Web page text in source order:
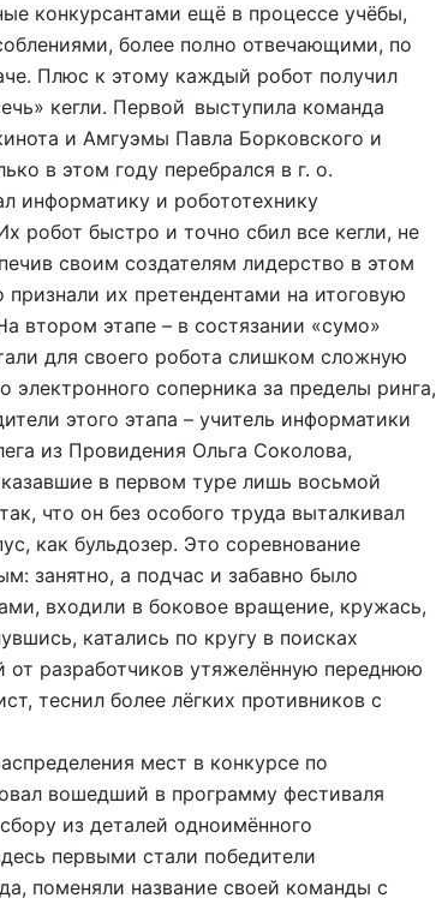
конкурсантами ещё в процессе учёбы,
более полно отвечающими, по
Плюс к этому каждый робот получил
кегли. Первой выступила команда
и Амгуэмы Павла Борковского и
в этом году перебрался в г. о.
информатику и робототехнику
робот быстро и точно сбил все кегли, не
своим создателям лидерство в этом
их претендентами на итоговую
втором этапе – в состязании «сумо»
для своего робота слишком сложную
электронного соперника за пределы ринга,
этого этапа – учитель информатики
из Провидения Ольга Соколова,
в первом туре лишь восьмой
что он без особого труда выталкивал
как бульдозер. Это соревнование
занятно, а подчас и забавно было
входили в боковое вращение, кружась,
катались по кругу в поисках
разработчиков утяжелённую переднюю
теснил более лёгких противников с
мест в конкурсе по
вошедший в программу фестиваля
из деталей одноимённого
первыми стали победители
поменяли название своей команды с